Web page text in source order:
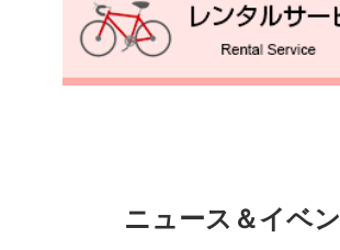
ニュース＆イベ